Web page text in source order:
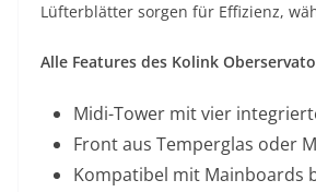
Lüfterblätter sorgen für Effizienz,
Alle Features des Kolink
Midi-Tower mit vier
Front aus Temperglas oder
Kompatibel mit Mainboards